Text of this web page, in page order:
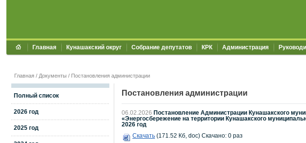
Главная Кунашакский округ Собрание депутатов КРК Администрация
Главная / Документы / Постановления администрации
Полный список
2026 год
2025 год
Постановления администрации
06.02.2026 Постановление Администрации Кунашакского
«Энергосбережение на территории Кунашакского
2026 год
Скачать (171.52 Кб, doc) Скачано: 0 раз